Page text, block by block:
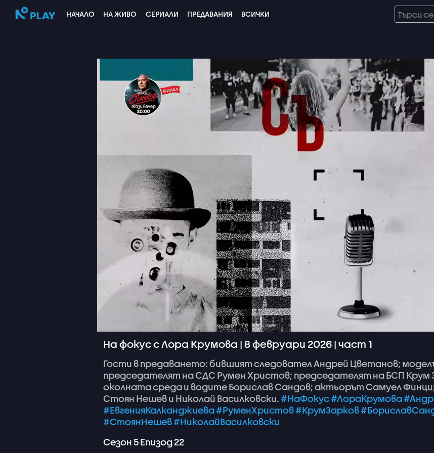
НАЧАЛО НА ЖИВО СЕРИАЛИ ПРЕДАВАНИЯ ВСИЧКИ
На фокус с Лора Крумова | 8 февруари 2026 | част 1
Гости впредаването:бившиятследователАндрей Цветанов;
председателят наСДС РуменХристов; председателят наБСП Крум
околнатасредаи водитеБориславСандов;актьорътСамуел
Стоян Нешеви Николай Василковски.#НаФокус#ЛораКрумова
#ЕвгенияКалканджиева#РуменХристов#КрумЗарков
#СтоянНешев#НиколайВасилковски
Сезон 5Епизод22